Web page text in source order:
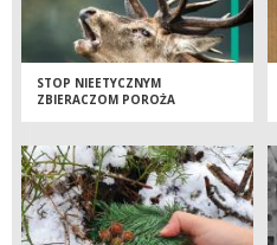
STOP NIEETYCZNYM
ZBIERACZOM POROŻA